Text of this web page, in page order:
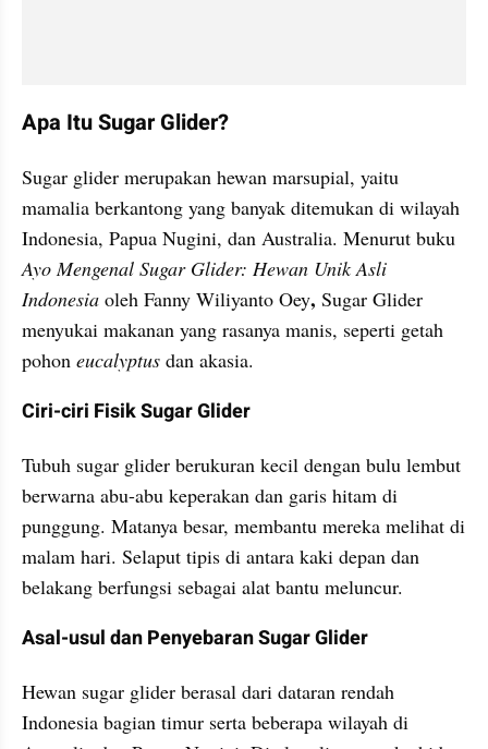
Apa Itu Sugar Glider?
Sugar glider merupakan hewan marsupial, yaitu
mamalia berkantong yang banyak ditemukan di wilayah
Ayo Mengenal Sugar Glider: Hewan Unik Asli
Indonesia oleh Fanny Wiliyanto Oey, Sugar Glider
menyukai makanan yang rasanya manis, seperti getah
pohon eucalyptus dan akasia.
Ciri-ciri Fisik Sugar Glider
Tubuh sugar glider berukuran kecil dengan bulu lembut
berwarna abu-abu keperakan dan garis hitam di
punggung. Matanya besar, membantu mereka melihat di
malam hari. Selaput tipis di antara kaki depan dan
belakang berfungsi sebagai alat bantu meluncur.
Asal-usul dan Penyebaran Sugar Glider
Hewan sugar glider berasal dari dataran rendah
Indonesia bagian timur serta beberapa wilayah di